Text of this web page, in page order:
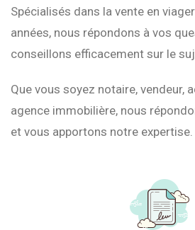
Spécialisés dans la vente en
années, nous répondons à vos
conseillons efficacement sur le
Que vous soyez notaire, vendeur,
agence immobilière, nous
et vous apportons notre expertise.